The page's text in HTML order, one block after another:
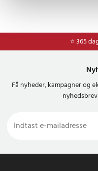
⭐ 365
Få nyheder, kampagner og